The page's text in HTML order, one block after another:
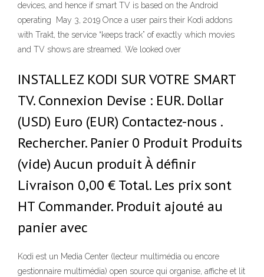
devices, and hence if smart TV is based on the Android
operating May 3, 2019 Once a user pairs their Kodi addons
with Trakt, the service “keeps track” of exactly which movies
and TV shows are streamed. We looked over
INSTALLEZ KODI SUR VOTRE SMART
TV. Connexion Devise : EUR. Dollar
(USD) Euro (EUR) Contactez-nous .
Rechercher. Panier 0 Produit Produits
(vide) Aucun produit À définir
Livraison 0,00 € Total. Les prix sont
HT Commander. Produit ajouté au
panier avec
Kodi est un Media Center (lecteur multimédia ou encore
gestionnaire multimédia) open source qui organise, affiche et lit